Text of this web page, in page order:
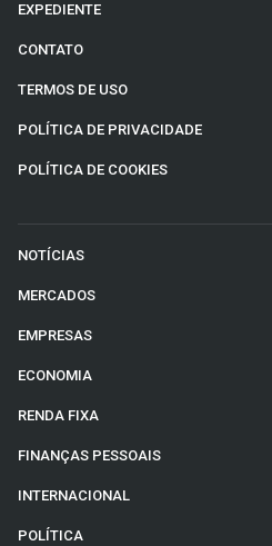
EXPEDIENTE
CONTATO
TERMOS DE USO
POLÍTICA DE PRIVACIDADE
POLÍTICA DE COOKIES
NOTÍCIAS
MERCADOS
EMPRESAS
ECONOMIA
RENDA FIXA
FINANÇAS PESSOAIS
INTERNACIONAL
POLÍTICA